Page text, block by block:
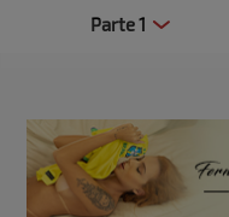
Parte 1